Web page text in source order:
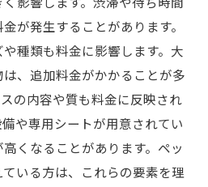
影響します。渋滞や待ち時間
が発生することがあります。
種類も料金に影響します。大
、追加料金がかかることが多
の内容や質も料金に反映され
や専用シートが用意されてい
くなることがあります。ペッ
ている方は、これらの要素を理